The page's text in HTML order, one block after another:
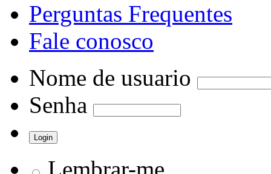
Perguntas Frequentes
Fale conosco
Nome de usuario
Senha